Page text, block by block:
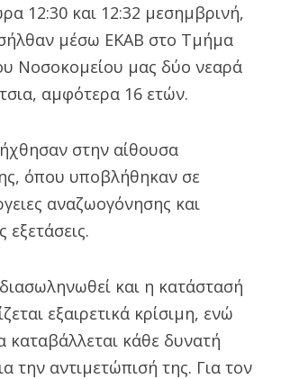
12:30 και 12:32 μεσημβρινή,
μέσω ΕΚΑΒ στο Τμήμα
Νοσοκομείου μας δύο νεαρά
αμφότερα 16 ετών.
στην αίθουσα
όπου υποβλήθηκαν σε
αναζωογόνησης και
εξετάσεις.
και η κατάστασή
εξαιρετικά κρίσιμη, ενώ
καταβάλλεται κάθε δυνατή
την αντιμετώπισή της. Για τον